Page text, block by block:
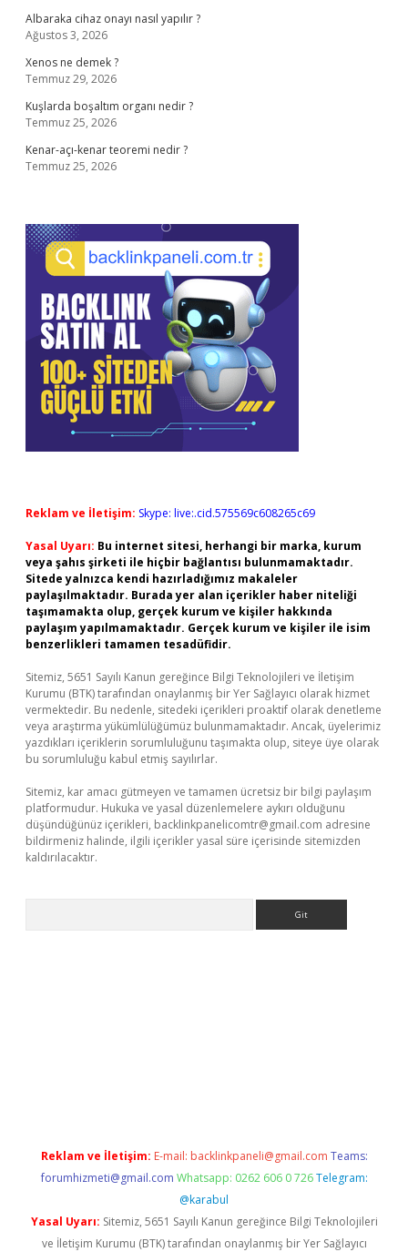
Albaraka cihaz onayı nasıl yapılır ?
Ağustos 3, 2026
Xenos ne demek ?
Temmuz 29, 2026
Kuşlarda boşaltım organı nedir ?
Temmuz 25, 2026
Kenar-açı-kenar teoremi nedir ?
Temmuz 25, 2026
Reklam ve İletişim: Skype: live:.cid.575569c608265c69
Yasal Uyarı: Bu internet sitesi, herhangi bir marka, kurum
veya şahıs şirketi ile hiçbir bağlantısı bulunmamaktadır.
Sitede yalnızca kendi hazırladığımız makaleler
paylaşılmaktadır. Burada yer alan içerikler haber niteliği
taşımamakta olup, gerçek kurum ve kişiler hakkında
paylaşım yapılmamaktadır. Gerçek kurum ve kişiler ile isim
benzerlikleri tamamen tesadüfidir.
Sitemiz, 5651 Sayılı Kanun gereğince Bilgi Teknolojileri ve İletişim
Kurumu (BTK) tarafından onaylanmış bir Yer Sağlayıcı olarak hizmet
vermektedir. Bu nedenle, sitedeki içerikleri proaktif olarak denetleme
veya araştırma yükümlülüğümüz bulunmamaktadır. Ancak, üyelerimiz
yazdıkları içeriklerin sorumluluğunu taşımakta olup, siteye üye olarak
bu sorumluluğu kabul etmiş sayılırlar.
Sitemiz, kar amacı gütmeyen ve tamamen ücretsiz bir bilgi paylaşım
platformudur. Hukuka ve yasal düzenlemelere aykırı olduğunu
düşündüğünüz içerikleri, backlinkpanelicomtr@gmail.com adresine
bildirmeniz halinde, ilgili içerikler yasal süre içerisinde sitemizden
kaldırılacaktır.
Reklam ve İletişim: E-mail: backlinkpaneli@gmail.com Teams:
forumhizmeti@gmail.com Whatsapp: 0262 606 0 726 Telegram:
@karabul
Yasal Uyarı: Sitemiz, 5651 Sayılı Kanun gereğince Bilgi Teknolojileri
ve İletişim Kurumu (BTK) tarafından onaylanmış bir Yer Sağlayıcı